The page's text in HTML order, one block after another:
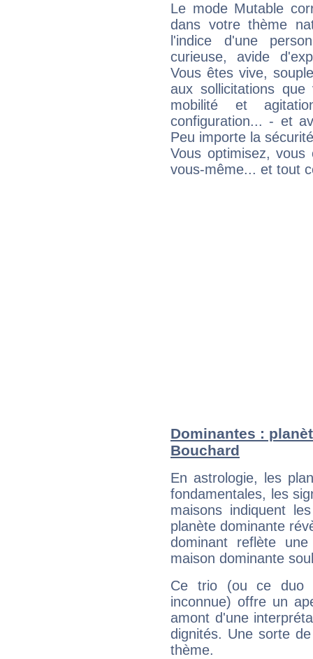
Le mode Mutable
dans votre thème
l'indice d'une
curieuse, avide
Vous êtes vive,
aux sollicitations
mobilité et
configuration... - et
Peu importe la
Vous optimisez, vous
vous-même... et tout
Dominantes :
Bouchard
En astrologie, les
fondamentales, les
maisons indiquent
planète dominante
dominant reflète
maison dominante
Ce trio (ou ce duo
inconnue) offre un
amont d'une
dignités. Une sorte
thème.